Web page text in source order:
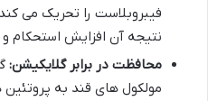
فیبروبلاست را تحریک می
نتیجه آن افزایش
محافظت در برابر گلایکیشن:
مولکول های قند به